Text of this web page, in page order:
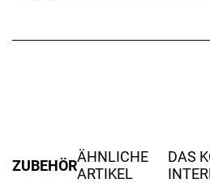
ZUBEHÖRÄHNLICHE
ARTIKEL
DAS